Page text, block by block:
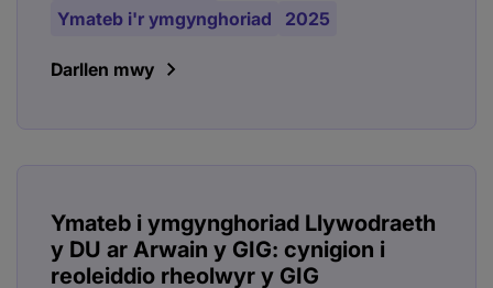
Ymateb i'r ymgynghoriad
2025
Darllen mwy
Ymateb i ymgynghoriad Llywodraeth
y DU ar Arwain y GIG: cynigion i
reoleiddio rheolwyr y GIG